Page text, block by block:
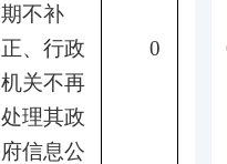
期不补
正、行政
机关不再
处理其政
府信息公
0